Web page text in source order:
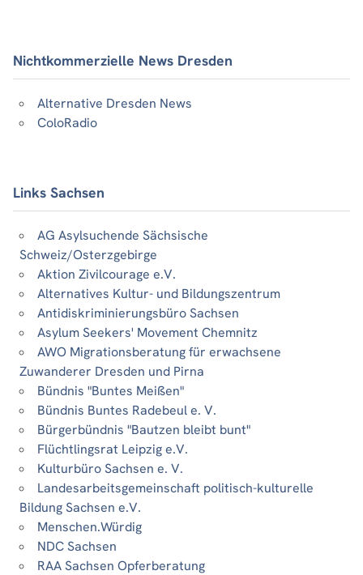
Nichtkommerzielle News Dresden
Alternative Dresden News
ColoRadio
Links Sachsen
AG Asylsuchende Sächsische
Schweiz/Osterzgebirge
Aktion Zivilcourage e.V.
Alternatives Kultur- und Bildungszentrum
Antidiskriminierungsbüro Sachsen
Asylum Seekers' Movement Chemnitz
AWO Migrationsberatung für erwachsene
Zuwanderer Dresden und Pirna
Bündnis "Buntes Meißen"
Bündnis Buntes Radebeul e. V.
Bürgerbündnis "Bautzen bleibt bunt"
Flüchtlingsrat Leipzig e.V.
Kulturbüro Sachsen e. V.
Landesarbeitsgemeinschaft politisch-kulturelle
Bildung Sachsen e.V.
Menschen.Würdig
NDC Sachsen
RAA Sachsen Opferberatung